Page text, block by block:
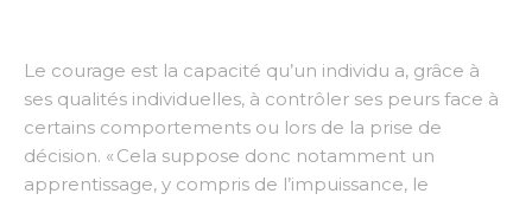
Le courage est la capacité qu’un individu a, grâce à
ses qualités individuelles, à contrôler ses peurs face à
certains comportements ou lors de la prise de
décision. « Cela suppose donc notamment un
apprentissage, y compris de l’impuissance, le